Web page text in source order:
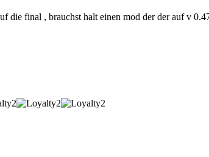
die final , brauchst halt einen mod der der auf v